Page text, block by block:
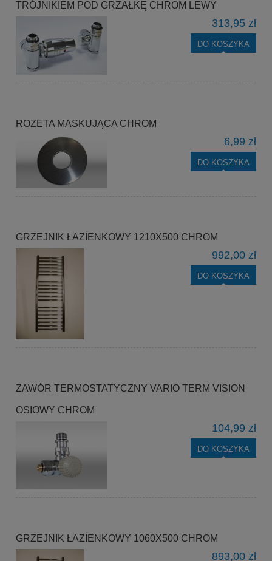
TRÓJNIKIEM POD GRZAŁKĘ CHROM LEWY
313,95 zł
DO KOSZYKA
ROZETA MASKUJĄCA CHROM
6,99 zł
DO KOSZYKA
GRZEJNIK ŁAZIENKOWY 1210X500 CHROM
992,00 zł
DO KOSZYKA
ZAWÓR TERMOSTATYCZNY VARIO TERM VISION
OSIOWY CHROM
104,99 zł
DO KOSZYKA
GRZEJNIK ŁAZIENKOWY 1060X500 CHROM
893,00 zł